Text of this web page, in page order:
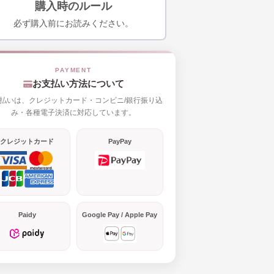
購入時のルール
必ず購入前にお読みください。
お支払い方法について
いは、クレジットカード・コンビニ/銀行振り込
み・各種電子決済に対応しています。
クレジットカード PayPay
Paidy Google Pay / Apple Pay